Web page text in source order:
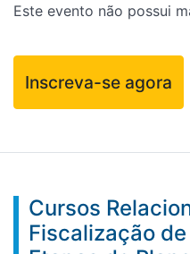
Este evento não possui
Inscreva-se agora
Cursos
Fiscalização